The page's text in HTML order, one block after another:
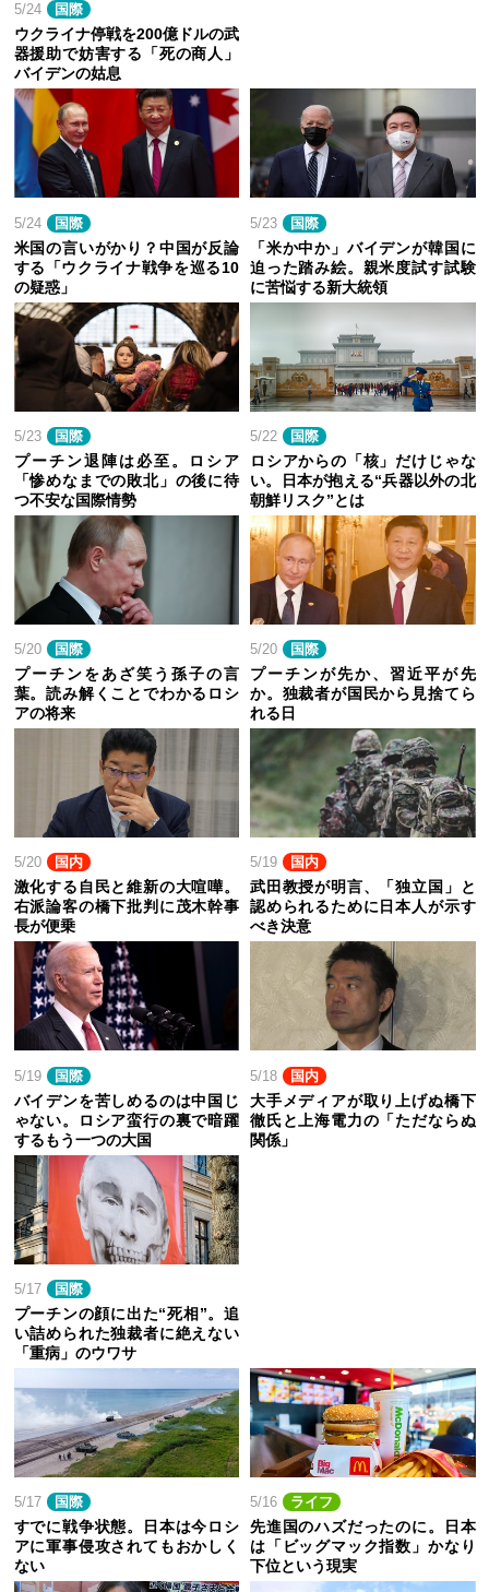
5/24 国際
ウクライナ停戦を200億ドルの武
器援助で妨害する「死の商人」
バイデンの姑息
5/24 国際
米国の言いがかり？中国が反論
する「ウクライナ戦争を巡る10
の疑惑」
5/23 国際
「米か中か」バイデンが韓国に
迫った踏み絵。親米度試す試験
に苦悩する新大統領
5/23 国際
プーチン退陣は必至。ロシア
「惨めなまでの敗北」の後に待
つ不安な国際情勢
5/22 国際
ロシアからの「核」だけじゃな
い。日本が抱える“兵器以外の北
朝鮮リスク”とは
5/20 国際
プーチンをあざ笑う孫子の言
葉。読み解くことでわかるロシ
アの将来
5/20 国際
プーチンが先か、習近平が先
か。独裁者が国民から見捨てら
れる日
5/20 国内
激化する自民と維新の大喧嘩。
右派論客の橋下批判に茂木幹事
長が便乗
5/19 国内
武田教授が明言、「独立国」と
認められるために日本人が示す
べき決意
5/19 国際
バイデンを苦しめるのは中国じ
ゃない。ロシア蛮行の裏で暗躍
するもう一つの大国
5/18 国内
大手メディアが取り上げぬ橋下
徹氏と上海電力の「ただならぬ
関係」
5/17 国際
プーチンの顔に出た“死相”。追
い詰められた独裁者に絶えない
「重病」のウワサ
5/17 国際
すでに戦争状態。日本は今ロシ
アに軍事侵攻されてもおかしく
ない
5/16 ライフ
先進国のハズだったのに。日本
は「ビッグマック指数」かなり
下位という現実